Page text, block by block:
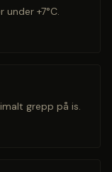
+7°C.
grepp på is.